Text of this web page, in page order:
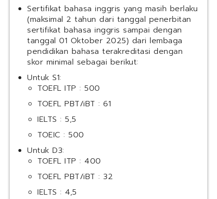
Sertifikat bahasa inggris yang masih berlaku
(maksimal 2 tahun dari tanggal penerbitan
sertifikat bahasa inggris sampai dengan
tanggal 01 Oktober 2025) dari lembaga
pendidikan bahasa terakreditasi dengan
skor minimal sebagai berikut:
Untuk S1:
TOEFL ITP : 500
TOEFL PBT/iBT : 61
IELTS : 5,5
TOEIC : 500
Untuk D3:
TOEFL ITP : 400
TOEFL PBT/iBT : 32
IELTS : 4,5